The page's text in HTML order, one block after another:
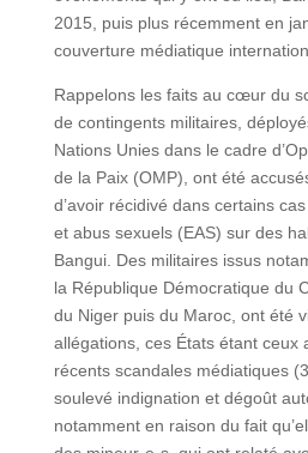
2015, puis plus récemment en
couverture médiatique
Rappelons les faits au cœur du
de contingents militaires,
Nations Unies dans le cadre
de la Paix (OMP), ont été
d’avoir récidivé dans certains
et abus sexuels (EAS) sur des
Bangui. Des militaires issus
la République Démocratique du
du Niger puis du Maroc, ont été
allégations, ces États étant
récents scandales médiatiques
soulevé indignation et dégoût
notamment en raison du fait